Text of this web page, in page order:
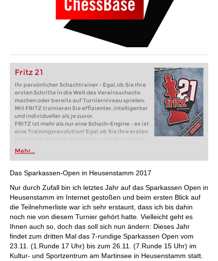
Fritz 21
Ihr persönlicher Schachtrainer - Egal, ob Sie Ihre
ersten Schritte in die Welt des Vereinsschachs
machen oder bereits auf Turnierniveau spielen:
Mit FRITZ trainieren Sie effizienter, intelligenter
und individueller als je zuvor.
FRITZ ist mehr als nur eine Schach-Engine – es ist
eine Trainingsrevolution! Egal, ob Sie Ihre ersten
Schritte in die Welt des Vereinsschachs machen
oder bereits auf Turnierniveau spielen: Mit
FRITZ trainieren Sie effizienter, intelligenter und
individueller als je zuvor.
Mehr...
Das Sparkassen-Open in Heusenstamm 2017
Nur durch Zufall bin ich letztes Jahr auf das Sparkassen Open in
Heusenstamm im Internet gestoßen und beim ersten Blick auf
die Teilnehmerliste war ich sehr erstaunt, dass ich bis dahin
noch nie von diesem Turnier gehört hatte. Vielleicht geht es
Ihnen auch so, doch das soll sich nun ändern: Dieses Jahr
findet zum dritten Mal das 7-rundige Sparkassen Open vom
23.11. (1.Runde 17 Uhr) bis zum 26.11. (7.Runde 15 Uhr) im
Kultur- und Sportzentrum am Martinsee in Heusenstamm statt.